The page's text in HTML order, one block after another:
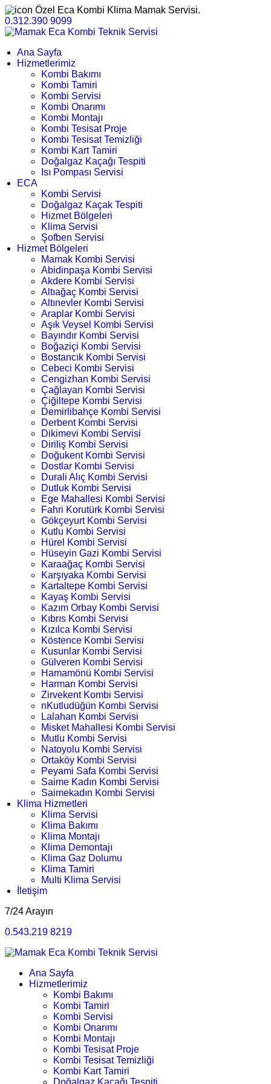
Özel Eca Kombi Klima Mamak Servisi.
0.312.390 9099
Ana Sayfa
Hizmetlerimiz
Kombi Bakımı
Kombi Tamiri
Kombi Servisi
Kombi Onarımı
Kombi Montajı
Kombi Tesisat Proje
Kombi Tesisat Temizliği
Kombi Kart Tamiri
Doğalgaz Kaçağı Tespiti
Isı Pompası Servisi
ECA
Kombi Servisi
Doğalgaz Kaçak Tespiti
Hizmet Bölgeleri
Klima Servisi
Şofben Servisi
Hizmet Bölgeleri
Mamak Kombi Servisi
Abidinpaşa Kombi Servisi
Akdere Kombi Servisi
Altıağaç Kombi Servisi
Altınevler Kombi Servisi
Araplar Kombi Servisi
Aşık Veysel Kombi Servisi
Bayındır Kombi Servisi
Boğaziçi Kombi Servisi
Bostancık Kombi Servisi
Cebeci Kombi Servisi
Cengizhan Kombi Servisi
Çağlayan Kombi Servisi
Çiğiltepe Kombi Servisi
Demirlibahçe Kombi Servisi
Derbent Kombi Servisi
Dikimevi Kombi Servisi
Diriliş Kombi Servisi
Doğukent Kombi Servisi
Dostlar Kombi Servisi
Durali Alıç Kombi Servisi
Dutluk Kombi Servisi
Ege Mahallesi Kombi Servisi
Fahri Korutürk Kombi Servisi
Gökçeyurt Kombi Servisi
Kutlu Kombi Servisi
Hürel Kombi Servisi
Hüseyin Gazi Kombi Servisi
Karaağaç Kombi Servisi
Karşıyaka Kombi Servisi
Kartaltepe Kombi Servisi
Kayaş Kombi Servisi
Kazım Orbay Kombi Servisi
Kıbrıs Kombi Servisi
Kızılca Kombi Servisi
Köstence Kombi Servisi
Kusunlar Kombi Servisi
Gülveren Kombi Servisi
Hamamönü Kombi Servisi
Harman Kombi Servisi
Zirvekent Kombi Servisi
nKutludüğün Kombi Servisi
Lalahan Kombi Servisi
Misket Mahallesi Kombi Servisi
Mutlu Kombi Servisi
Natoyolu Kombi Servisi
Ortaköy Kombi Servisi
Peyami Safa Kombi Servisi
Saime Kadın Kombi Servisi
Saimekadın Kombi Servisi
Klima Hizmetleri
Klima Servisi
Klima Bakımı
Klima Montajı
Klima Demontajı
Klima Gaz Dolumu
Klima Tamiri
Multi Klima Servisi
İletişim
7/24 Arayın
0.543.219 8219
Ana Sayfa
Hizmetlerimiz
Kombi Bakımı
Kombi Tamiri
Kombi Servisi
Kombi Onarımı
Kombi Montajı
Kombi Tesisat Proje
Kombi Tesisat Temizliği
Kombi Kart Tamiri
Doğalgaz Kaçağı Tespiti